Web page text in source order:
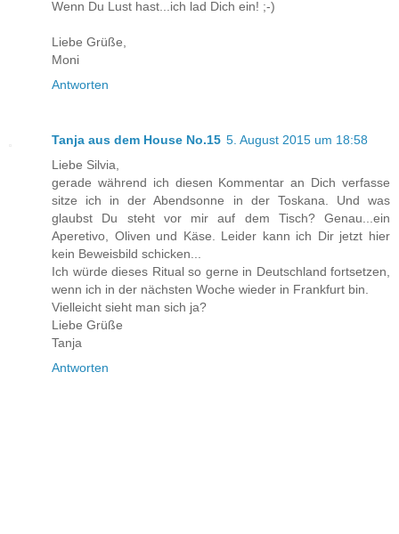
Wenn Du Lust hast...ich lad Dich ein! ;-)
Liebe Grüße,
Moni
Antworten
Tanja aus dem House No.15 5. August 2015 um 18:58
Liebe Silvia,
gerade während ich diesen Kommentar an Dich verfasse
sitze ich in der Abendsonne in der Toskana. Und was
glaubst Du steht vor mir auf dem Tisch? Genau...ein
Aperetivo, Oliven und Käse. Leider kann ich Dir jetzt hier
kein Beweisbild schicken...
Ich würde dieses Ritual so gerne in Deutschland fortsetzen,
wenn ich in der nächsten Woche wieder in Frankfurt bin.
Vielleicht sieht man sich ja?
Liebe Grüße
Tanja
Antworten